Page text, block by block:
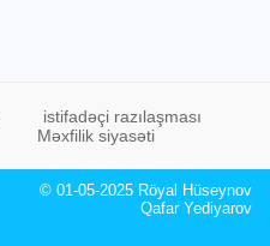
istifadəçi razılaşması
Məxfilik siyasəti
© 01-05-2025 Röyal Hüseynov
Qafar Yediyarov